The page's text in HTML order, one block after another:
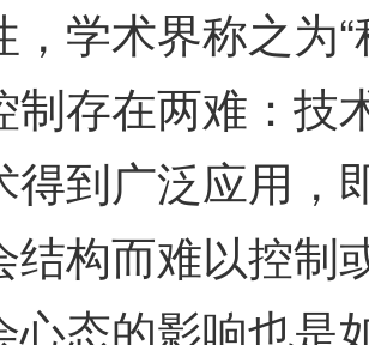
，学术界称之为
制存在两难：技
得到广泛应用，
结构而难以控制
心态的影响也是